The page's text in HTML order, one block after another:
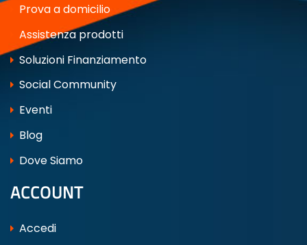
Prova a domicilio
Assistenza prodotti
Soluzioni Finanziamento
Social Community
Eventi
Blog
Dove Siamo
ACCOUNT
Accedi